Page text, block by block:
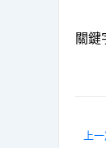
關鍵
上